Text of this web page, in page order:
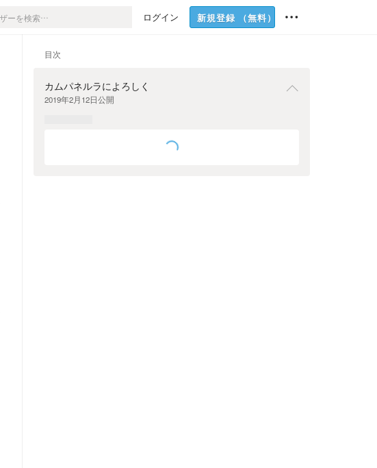
ログイン 新規登録 （無料）
目次
カムパネルラによろしく
2019年2月12日公開